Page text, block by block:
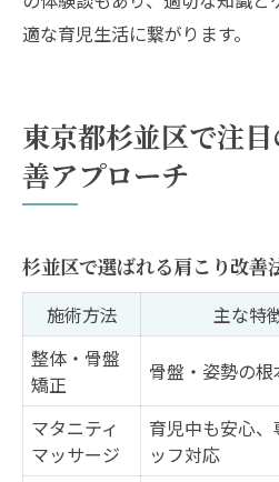
適な育児生活に繋がります。
東京都杉並区で注
善アプローチ
杉並区で選ばれる肩こり改善
施術方法 主な特
整体・骨盤
矯正
骨盤・姿勢の根
マタニティ
マッサージ
育児中も安心、
ッフ対応